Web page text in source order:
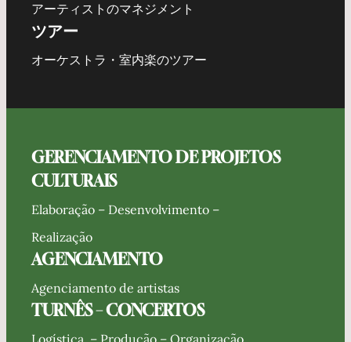
アーティストのマネジメント
ツアー
オーケストラ・室内楽のツアー
GERENCIAMENTO DE PROJETOS
CULTURAIS
Elaboração – Desenvolvimento –
Realização
AGENCIAMENTO
Agenciamento de artistas
TURNÊS – CONCERTOS